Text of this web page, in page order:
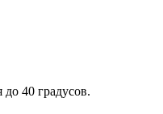
40 градусов.